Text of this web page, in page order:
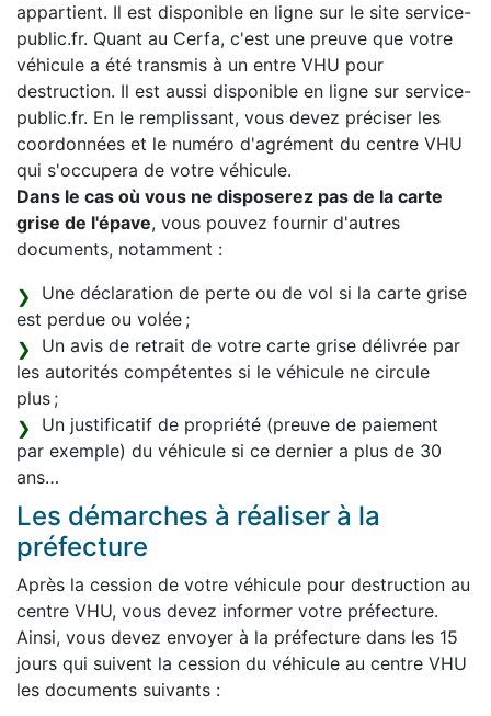
appartient. Il est disponible en ligne sur le site service-
public.fr. Quant au Cerfa, c'est une preuve que votre
véhicule a été transmis à un entre VHU pour
destruction. Il est aussi disponible en ligne sur service-
public.fr. En le remplissant, vous devez préciser les
coordonnées et le numéro d'agrément du centre VHU
qui s'occupera de votre véhicule.
Dans le cas où vous ne disposerez pas de la carte
grise de l'épave, vous pouvez fournir d'autres
documents, notamment :
Une déclaration de perte ou de vol si la carte grise
est perdue ou volée ;
Un avis de retrait de votre carte grise délivrée par
les autorités compétentes si le véhicule ne circule
plus ;
Un justificatif de propriété (preuve de paiement
par exemple) du véhicule si ce dernier a plus de 30
ans…
Les démarches à réaliser à la
préfecture
Après la cession de votre véhicule pour destruction au
centre VHU, vous devez informer votre préfecture.
Ainsi, vous devez envoyer à la préfecture dans les 15
jours qui suivent la cession du véhicule au centre VHU
les documents suivants :